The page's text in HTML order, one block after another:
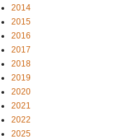
2014
2015
2016
2017
2018
2019
2020
2021
2022
2025